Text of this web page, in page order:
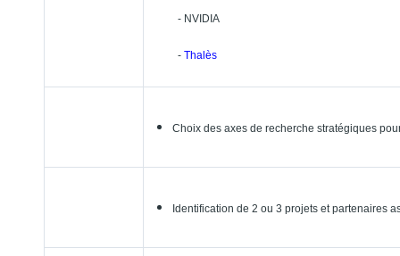
- NVIDIA
- Thalès
Choix des axes de recherche stratégiques
Identification de 2 ou 3 projets et partenaires